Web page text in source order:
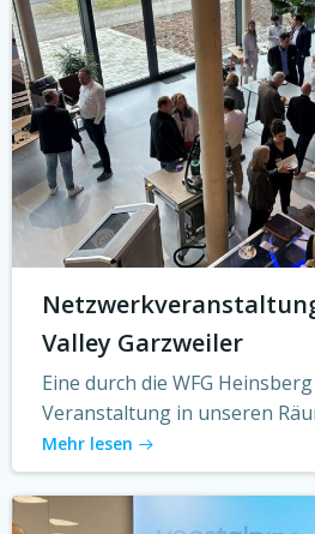
Valley Garzweiler
Eine durch die WFG
Veranstaltung in unseren
Mehr lesen